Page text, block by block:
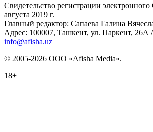
Свидетельство регистрации
августа 2019 г.
Главный редактор: Сапаева Галина
Адрес: 100007, Ташкент, ул. Паркент, 26А
info@afisha.uz
© 2005-2026 ООО «Afisha Media».
18+